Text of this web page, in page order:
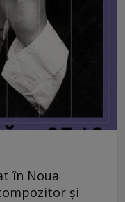
în Noua
și